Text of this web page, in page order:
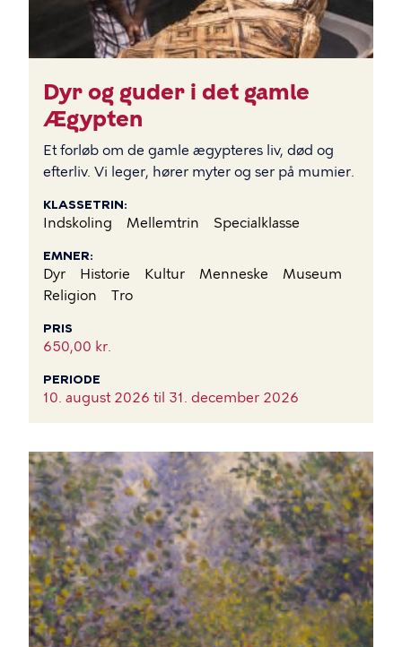
Dyr og guder i det gamle
Ægypten
Et forløb om de gamle ægypteres liv, død og
efterliv. Vi leger, hører myter og ser på mumier.
KLASSETRIN
Indskoling Mellemtrin Specialklasse
EMNER
Dyr Historie Kultur Menneske
Museum
Religion
Tro
PRIS
650,00 kr.
PERIODE
10. august 2026 til 31. december 2026
BILLEDE